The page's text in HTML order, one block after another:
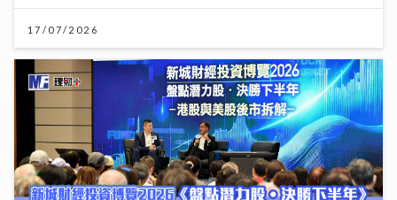
17/07/2026